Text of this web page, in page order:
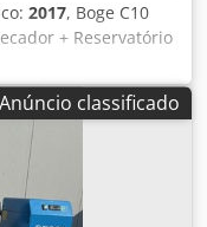
2017, Boge C10
+ Reservatório
350 Ano: 2017
Agxeck Volume do
min Velocidade do
kW Dimensões da
Peso da
Anúncio classificado